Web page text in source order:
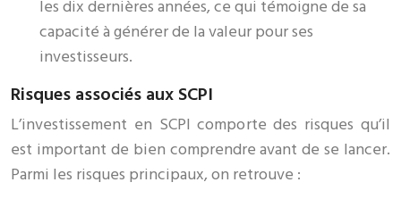
les dix dernières années, ce qui témoigne de sa
capacité à générer de la valeur pour ses
investisseurs.
Risques associés aux SCPI
L’investissement en SCPI comporte des risques qu’il
est important de bien comprendre avant de se lancer.
Parmi les risques principaux, on retrouve :